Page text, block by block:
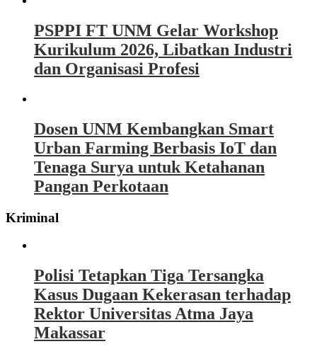
PSPPI FT UNM Gelar Workshop
Kurikulum 2026, Libatkan Industri
dan Organisasi Profesi
Dosen UNM Kembangkan Smart
Urban Farming Berbasis IoT dan
Tenaga Surya untuk Ketahanan
Pangan Perkotaan
Kriminal
Polisi Tetapkan Tiga Tersangka
Kasus Dugaan Kekerasan terhadap
Rektor Universitas Atma Jaya
Makassar